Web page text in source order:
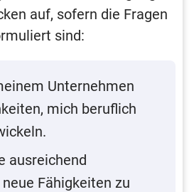
auf, sofern die Fragen
sind:
Unternehmen
mich beruflich
ausreichend
Fähigkeiten zu